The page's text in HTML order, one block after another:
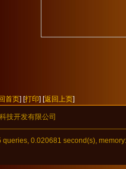
首页] [打印] [返回上页]
技开发有限公司
queries, 0.020681 second(s),